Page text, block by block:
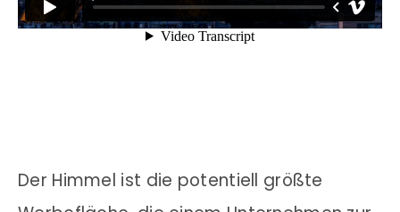
Der Himmel ist die potentiell größte